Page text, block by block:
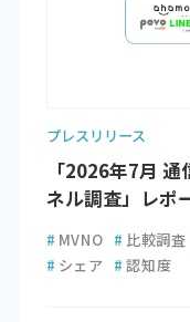
プレスリリース
「2026年7月
ネル調査」レポ
# MVNO # 比較調査
# シェア # 認知度